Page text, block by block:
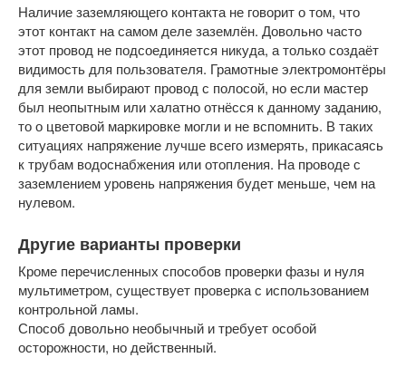
Наличие заземляющего контакта не говорит о том, что
этот контакт на самом деле заземлён. Довольно часто
этот провод не подсоединяется никуда, а только создаёт
видимость для пользователя. Грамотные электромонтёры
для земли выбирают провод с полосой, но если мастер
был неопытным или халатно отнёсся к данному заданию,
то о цветовой маркировке могли и не вспомнить. В таких
ситуациях напряжение лучше всего измерять, прикасаясь
к трубам водоснабжения или отопления. На проводе с
заземлением уровень напряжения будет меньше, чем на
нулевом.
Другие варианты проверки
Кроме перечисленных способов проверки фазы и нуля
мультиметром, существует проверка с использованием
контрольной ламы.
Способ довольно необычный и требует особой
осторожности, но действенный.